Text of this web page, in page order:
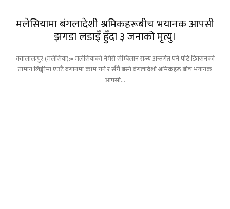
मलेसियामा बंगलादेशी श्रमिकहरूबीच भयानक आपसी
झगडा लडाइँ हुँदा ३ जनाको मृत्यु।
क्वालालम्पुर (मलेसिया):= मलेसियाको नेगेरी सेम्बिलान राज्य अन्तर्गत पर्ने पोर्ट डिक्सनको
तामान लिङ्गीमा एउटै बगानमा काम गर्ने र सँगै बस्ने बंगलादेशी श्रमिकहरू बीच भयानक
आपसी...